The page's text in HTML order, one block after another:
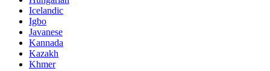
Icelandic
Igbo
Javanese
Kannada
Kazakh
Khmer